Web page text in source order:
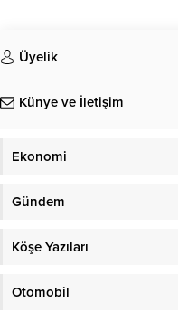
Üyelik
Künye ve İletişim
Ekonomi
Gündem
Köşe Yazıları
Otomobil